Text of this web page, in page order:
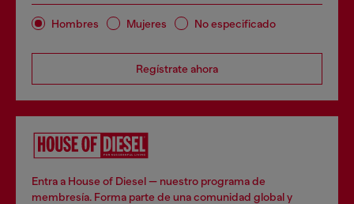
Hombres Mujeres No especificado
Regístrate ahora
Entra a House of Diesel — nuestro programa de
membresía. Forma parte de una comunidad global y